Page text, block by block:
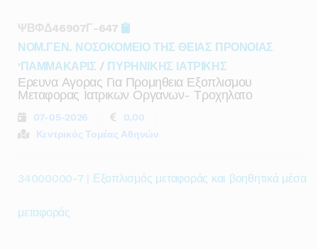
ΨΒΦΔ46907Γ-647
ΝΟΜ.ΓΕΝ. ΝΟΣΟΚΟΜΕΙΟ ΤΗΣ ΘΕΙΑΣ ΠΡΟΝΟΙΑΣ
'ΠΑΜΜΑΚΑΡΙΣ / ΠΥΡΗΝΙΚΗΣ ΙΑΤΡΙΚΗΣ
Ερευνα Αγορας Για Προμηθεια Εξοπλισμου
Μεταφορας Ιατρικων Οργανων- Τροχηλατο
07-05-2026
0,00
Κεντρικός Τομέας Αθηνών
34000000-7 | Εξοπλισμός μεταφοράς και βοηθητικά μέσα
μεταφοράς